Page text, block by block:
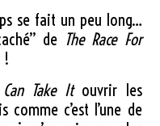
se fait un peu long…
de The Race For
!
Take Itouvrir les
comme c’est l’une de